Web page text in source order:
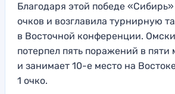
Благодаря этой победе
очков и возглавила турнирную
в Восточной конференции.
потерпел пять поражений в пяти
и занимает 10-е место на
1 очко.